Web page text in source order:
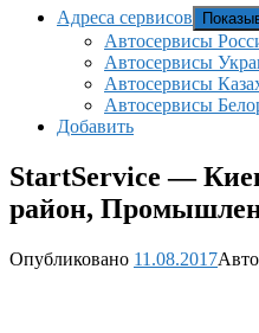
Адреса сервисов
Автосервисы
Автосервисы
Автосервисы
Автосервисы
Добавить
StartService —
район,
Опубликовано 11.08.2017